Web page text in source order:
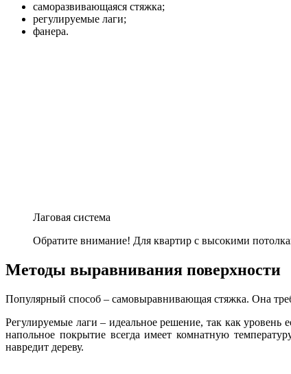
саморазвивающаяся стяжка;
регулируемые лаги;
фанера.
Лаговая система
Обратите внимание! Для квартир с высокими
Методы выравнивания поверхности
Популярный способ – самовыравнивающая стяжка. Она
Регулируемые лаги – идеальное решение, так как уровень
напольное покрытие всегда имеет комнатную
навредит дереву.